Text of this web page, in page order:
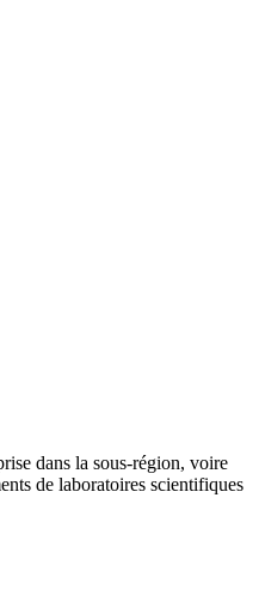
dans la sous-région, voire
de laboratoires scientifiques